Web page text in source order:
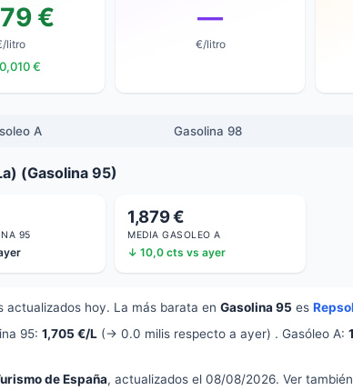
€
litro
€
—
€/litro
A Gasolina 98
(Gasolina 95)
95
1,879 €
MEDIA GASOLEO A
↓ 10,0 cts vs ayer
actualizados hoy. La más barata en Gasolina 95 es Repsol
95: 1,705 €/L (→ 0.0 milis respecto a ayer) . Gasóleo A:
de España, actualizados el 08/08/2026. Ver